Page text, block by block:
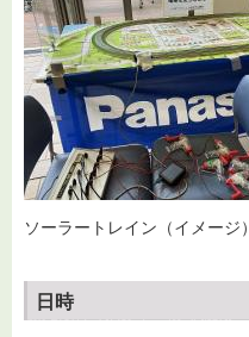
ソーラートレイン（イメージ）
日時